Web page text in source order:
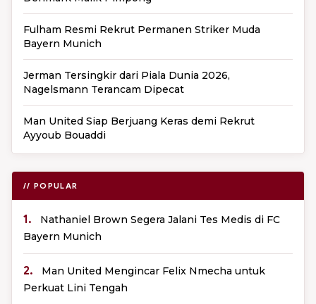
Fulham Resmi Rekrut Permanen Striker Muda
Bayern Munich
Jerman Tersingkir dari Piala Dunia 2026,
Nagelsmann Terancam Dipecat
Man United Siap Berjuang Keras demi Rekrut
Ayyoub Bouaddi
// POPULAR
1.
Nathaniel Brown Segera Jalani Tes Medis di FC
Bayern Munich
2.
Man United Mengincar Felix Nmecha untuk
Perkuat Lini Tengah